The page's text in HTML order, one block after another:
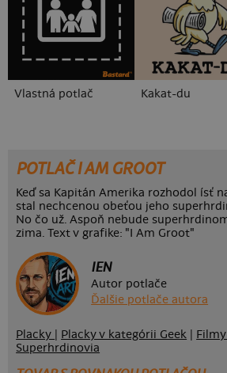
Vlastná potlač Kakat-du
POTLAČ I AM GROOT
Keď sa Kapitán Amerika rozhodol ísť
stal nechcenou obeťou jeho
No čo už. Aspoň nebude
zima. Text v grafike: "I Am Groot"
IEN
Autor potlače
Ďalšie potlače autora
Placky Placky v kategórii Geek
Superhrdinovia